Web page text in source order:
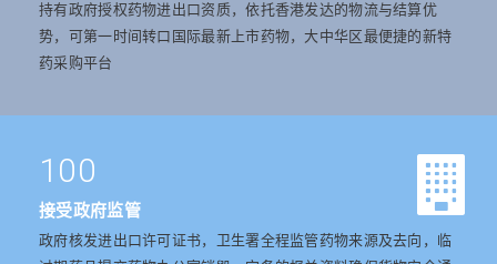
持有政府授权药物进出口资质，依托香港发达的物流与结算优
势，可第一时间转口国际最新上市药物，大中华区最便捷的新特
药采购平台
100
接受政府监管
政府核发进出口许可证书，卫生署全程监管药物来源及去向，临